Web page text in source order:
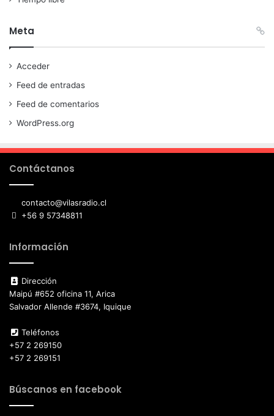
Meta
Acceder
Feed de entradas
Feed de comentarios
WordPress.org
Contáctanos
contacto@vilasradio.cl
+56 9 57348811
Información
Dirección
Maipú #652 oficina 11, Arica
Salvador Allende #3674, Iquique
Teléfonos
+57 2 269150
+57 2 269151
Búscanos en facebook